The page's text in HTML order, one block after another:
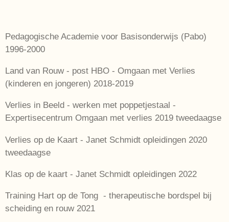
Pedagogische Academie voor Basisonderwijs (Pabo)
1996-2000
Land van Rouw - post HBO - Omgaan met Verlies
(kinderen en jongeren) 2018-2019
Verlies in Beeld - werken met poppetjestaal -
Expertisecentrum Omgaan met verlies 2019 tweedaagse
Verlies op de Kaart - Janet Schmidt opleidingen 2020
tweedaagse
Klas op de kaart - Janet Schmidt opleidingen 2022
Training Hart op de Tong - therapeutische bordspel bij
scheiding en rouw 2021